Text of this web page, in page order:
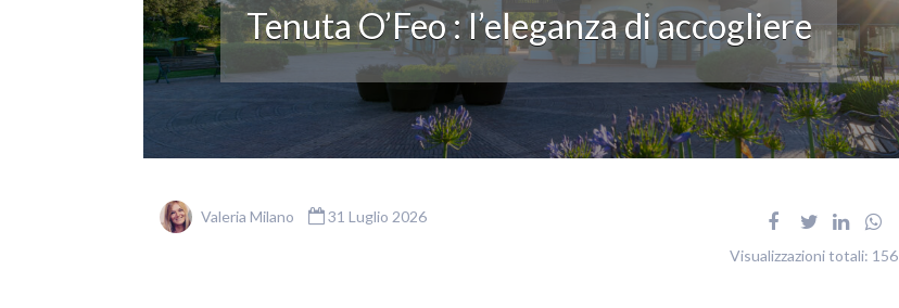
Tenuta O’Feo : l’eleganza di accogliere
Valeria Milano 31 Luglio 2026
Visualizzazioni totali: 156